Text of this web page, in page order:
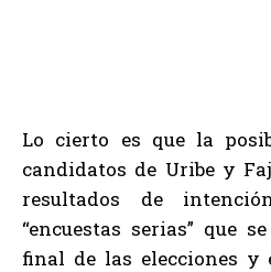
Lo cierto es que la
candidatos de Uribe y
resultados de
“encuestas serias” que
final de las elecciones y